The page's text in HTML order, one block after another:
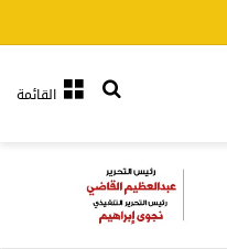
القائمةبحث عن